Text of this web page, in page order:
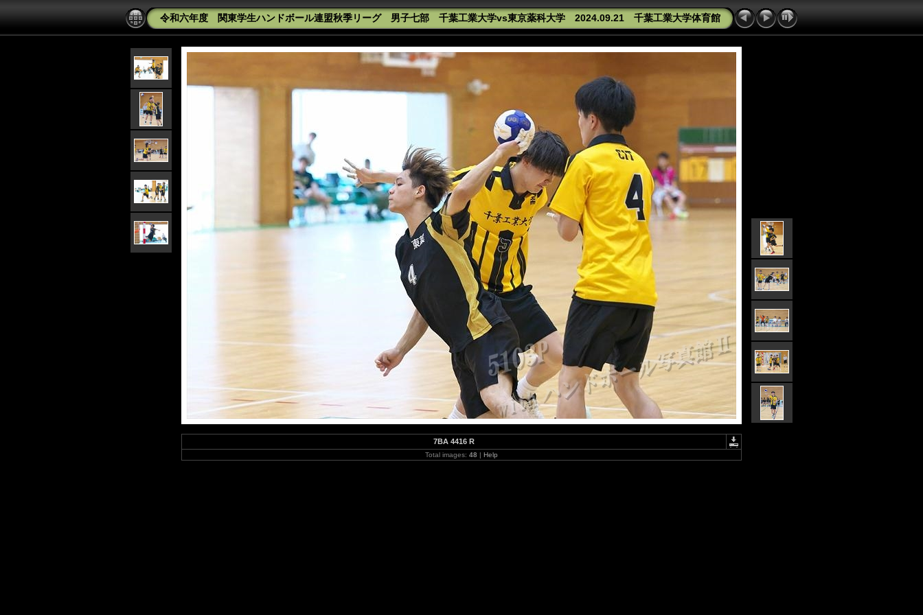
令和六年度 関東学生ハンドボール連盟秋季リーグ 男子七部 千葉工業大学vs東京薬科大学 2024.09.21 千葉工業大学体育館
7BA 4416 R
Total images: 48 | Help